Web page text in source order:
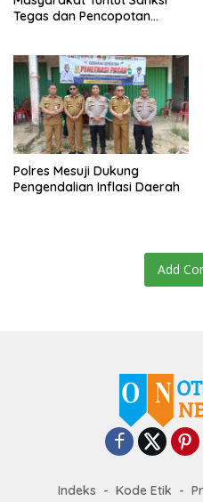
Tegas dan Pencopotan
Polres Mesuji Dukung
Pengendalian Inflasi Daerah
Add
Indeks Kode Etik